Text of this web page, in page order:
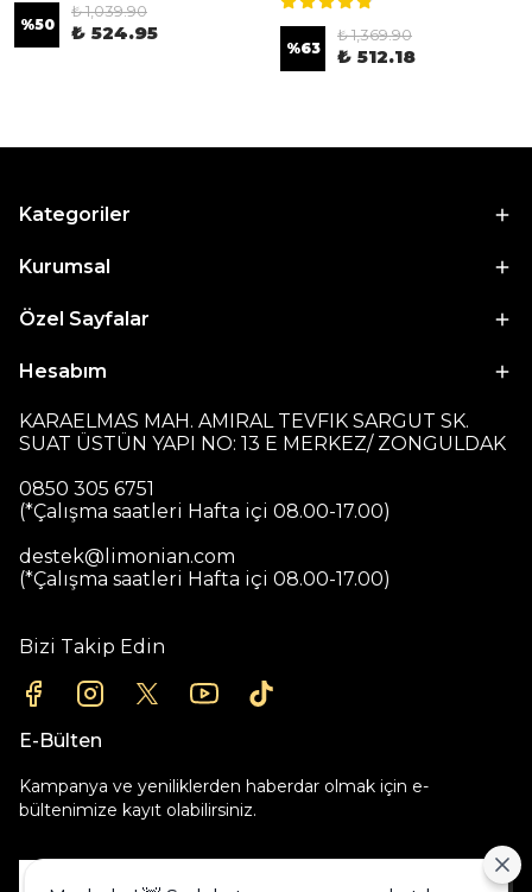
%50
₺ 1,039.90
₺ 524.95
%63
₺ 1,369.90
₺ 512.18
Kategoriler
Kurumsal
Özel Sayfalar
Hesabım
KARAELMAS MAH. AMIRAL TEVFIK SARGUT SK.
SUAT ÜSTÜN YAPI NO: 13 E MERKEZ/ ZONGULDAK
0850 305 6751
(*Çalışma saatleri Hafta içi 08.00-17.00)
destek@limonian.com
(*Çalışma saatleri Hafta içi 08.00-17.00)
Bizi Takip Edin
E-Bülten
Kampanya ve yeniliklerden haberdar olmak için e-
bültenimize kayıt olabilirsiniz.